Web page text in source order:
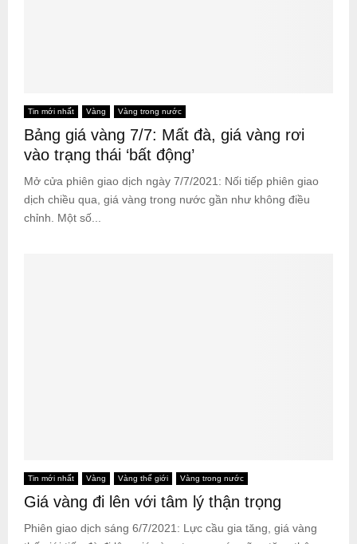
Tin mới nhất Vàng Vàng trong nước
Bảng giá vàng 7/7: Mất đà, giá vàng rơi
vào trạng thái ‘bất động’
Mở cửa phiên giao dịch ngày 7/7/2021: Nối tiếp phiên giao
dịch chiều qua, giá vàng trong nước gần như không điều
chỉnh. Một số...
Tin mới nhất Vàng Vàng thế giới Vàng trong nước
Giá vàng đi lên với tâm lý thận trọng
Phiên giao dịch sáng 6/7/2021: Lực cầu gia tăng, giá vàng